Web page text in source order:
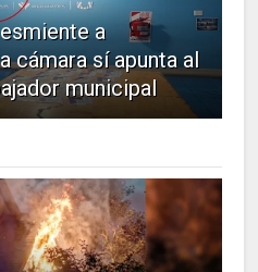
a
cámara sí apunta al
municipal